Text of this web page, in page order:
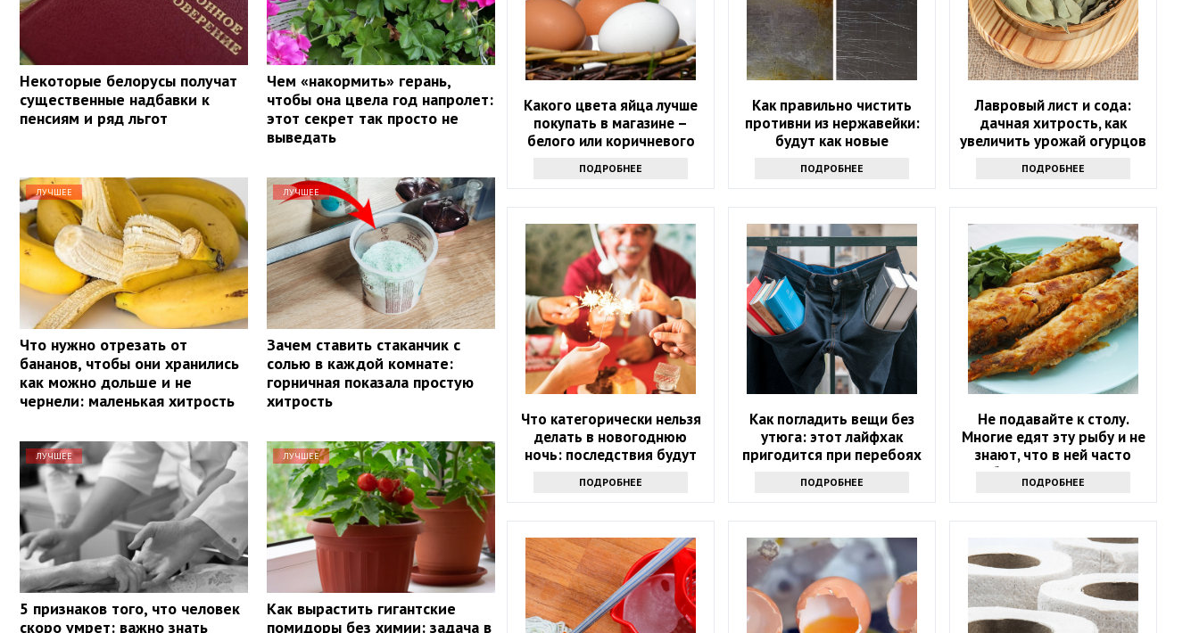
Некоторые белорусы получат
существенные надбавки к
пенсиям и ряд льгот
Чем «накормить» герань,
чтобы она цвела год напролет:
этот секрет так просто не
выведать
ЛУЧШЕЕ
Что нужно отрезать от
бананов, чтобы они хранились
как можно дольше и не
чернели: маленькая хитрость
ЛУЧШЕЕ
Зачем ставить стаканчик с
солью в каждой комнате:
горничная показала простую
хитрость
ЛУЧШЕЕ
5 признаков того, что человек
скоро умрет: важно знать
ЛУЧШЕЕ
Как вырастить гигантские
помидоры без химии: задача в
Какого цвета яйца лучше
покупать в магазине –
белого или коричневого
ПОДРОБНЕЕ
Как правильно чистить
противни из нержавейки:
будут как новые
ПОДРОБНЕЕ
Лавровый лист и сода:
дачная хитрость, как
увеличить урожай огурцов
ПОДРОБНЕЕ
Что категорически нельзя
делать в новогоднюю
ночь: последствия будут
на весь следующий год
ПОДРОБНЕЕ
Как погладить вещи без
утюга: этот лайфхак
пригодится при перебоях
ПОДРОБНЕЕ
Не подавайте к столу.
Многие едят эту рыбу и не
знают, что в ней часто
бывают паразиты
ПОДРОБНЕЕ